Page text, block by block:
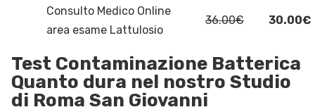
Consulto Medico Online
area esame Lattulosio
36.00€ 30.00€
Test Contaminazione Batterica
Quanto dura nel nostro Studio
di Roma San Giovanni